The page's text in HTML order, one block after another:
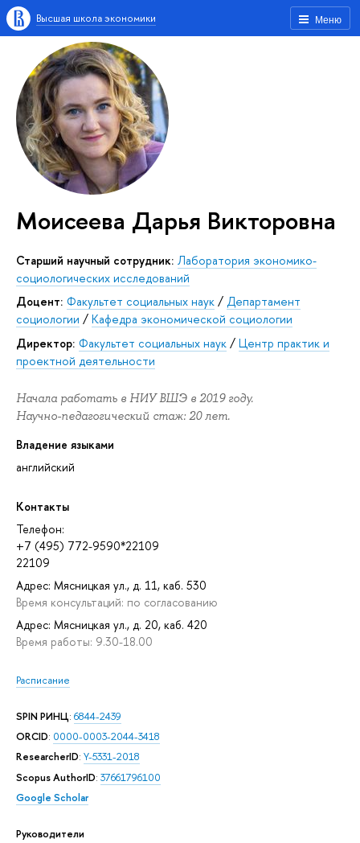
Меню
Высшая школа экономики
Моисеева Дарья Викторовна
Старший научный сотрудник: Лаборатория экономико-
социологических исследований
Доцент: Факультет социальных наук / Департамент
социологии / Кафедра экономической социологии
Директор: Факультет социальных наук / Центр практик и
проектной деятельности
Начала работать в НИУ ВШЭ в 2019 году.
Научно-педагогический стаж: 20 лет.
Владение языками
английский
Контакты
Телефон:
+7 (495) 772-9590*22109
22109
Адрес: Мясницкая ул., д. 11, каб. 530
Время консультаций: по согласованию
Адрес: Мясницкая ул., д. 20, каб. 420
Время работы: 9.30-18.00
Расписание
SPIN РИНЦ: 6844-2439
ORCID: 0000-0003-2044-3418
ResearcherID: Y-5331-2018
Scopus AuthorID: 37661796100
Google Scholar
Руководители